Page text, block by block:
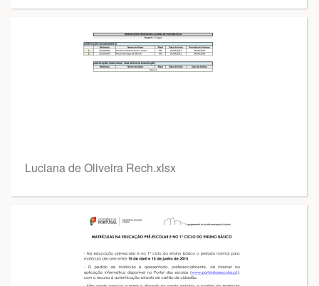
Luciana de Oliveira Rech.xlsx